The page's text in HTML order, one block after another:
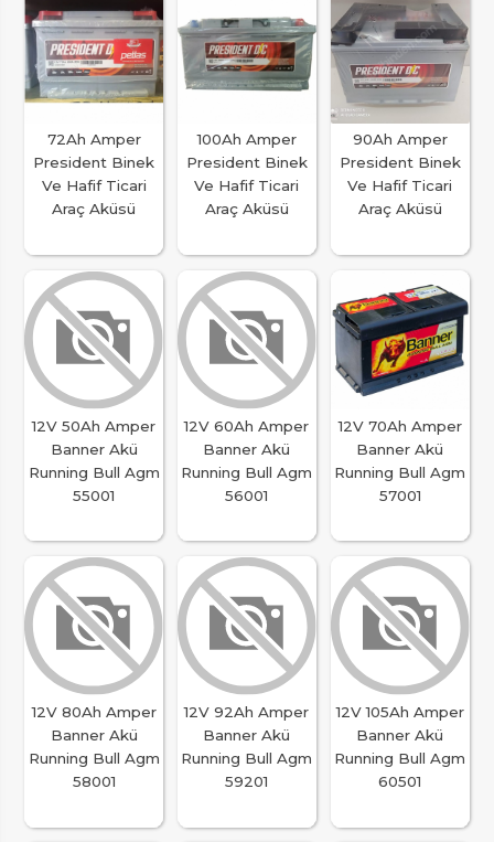
72Ah Amper
President Binek
Ve Hafif Ticari
Araç Aküsü
100Ah Amper
President Binek
Ve Hafif Ticari
Araç Aküsü
90Ah Amper
President Binek
Ve Hafif Ticari
Araç Aküsü
12V 50Ah Amper
Banner Akü
Running Bull Agm
55001
12V 60Ah Amper
Banner Akü
Running Bull Agm
56001
12V 70Ah Amper
Banner Akü
Running Bull Agm
57001
12V 80Ah Amper
Banner Akü
Running Bull Agm
58001
12V 92Ah Amper
Banner Akü
Running Bull Agm
59201
12V 105Ah Amper
Banner Akü
Running Bull Agm
60501